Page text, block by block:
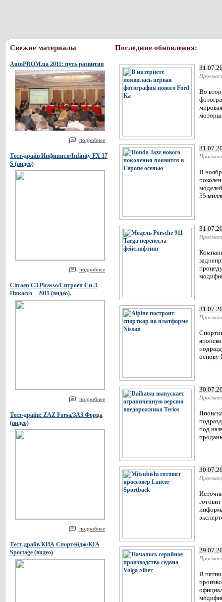
Свежие материалы
AutoPROM.ua 2011: путь развития
подробнее
Тест-драйв Инфинити/Infinity FX 37
S (видео)
подробнее
Citroen C3 Picasso/Ситроен Си-3
Пикассо – 2011 (видео).
подробнее
Тест-драйв: ZAZ Forsa/ЗАЗ Форца
(видео)
подробнее
Тест-драйв КИА Спортейдж/KIA
Sportage (видео)
Последние обновления:
Во
В
55
основу
под
В